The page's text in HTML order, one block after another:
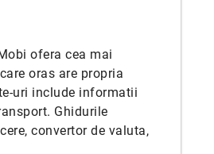
ofera cea mai
oras are propria
uri include informatii
Ghidurile
convertor de valuta,